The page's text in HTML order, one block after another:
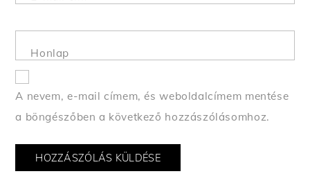
Honlap
A nevem, e-mail címem, és weboldalcímem mentése
a böngészőben a következő hozzászólásomhoz.